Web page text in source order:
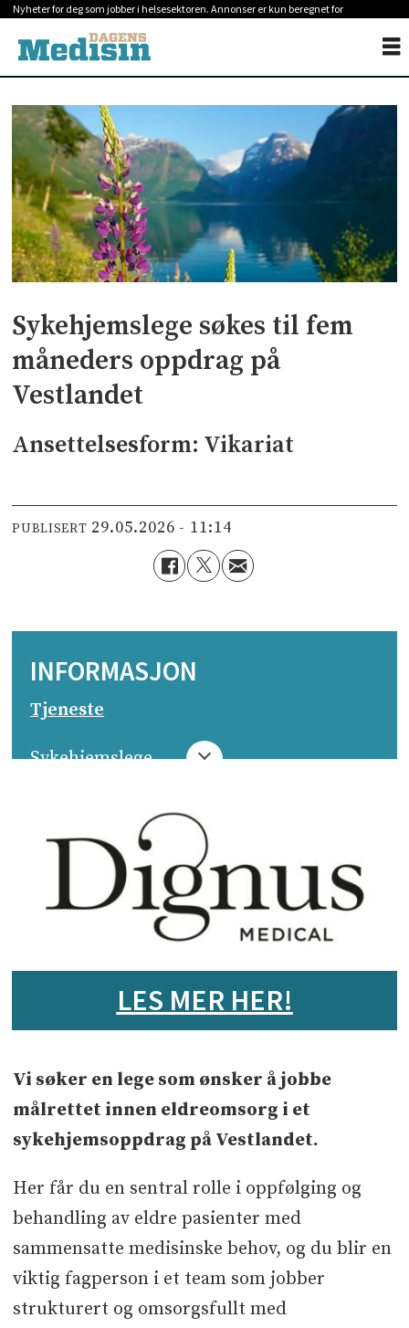
Nyheter for deg som jobber i helsesektoren. Annonser er kun beregnet for
Sykehjemslege søkes til fem
måneders oppdrag på
Vestlandet
Ansettelsesform: Vikariat
PUBLISERT 29.05.2026 - 11:14
INFORMASJON
Tjeneste
Sykehjemslege­
Sted
Vestlandet­
LES MER HER!
Vi søker en lege som ønsker å jobbe
målrettet innen eldreomsorg i et
sykehjemsoppdrag på Vestlandet.
Her får du en sentral rolle i oppfølging og
behandling av eldre pasienter med
sammensatte medisinske behov, og du blir en
viktig fagperson i et team som jobber
strukturert og omsorgsfullt med